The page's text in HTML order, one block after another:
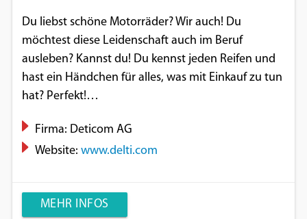
Du liebst schöne Motorräder? Wir auch! Du
möchtest diese Leidenschaft auch im Beruf
ausleben? Kannst du! Du kennst jeden Reifen und
hast ein Händchen für alles, was mit Einkauf zu tun
hat? Perfekt!…
Firma: Deticom AG
Website: www.delti.com
MEHR INFOS